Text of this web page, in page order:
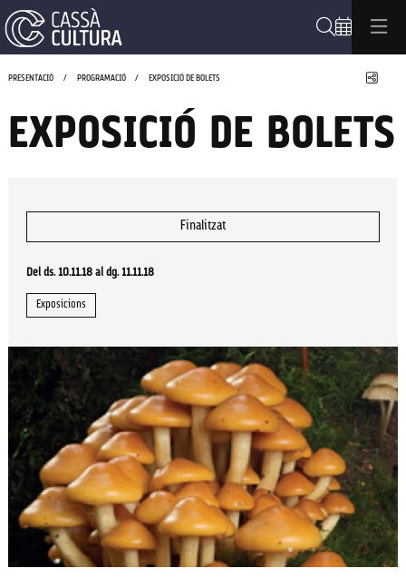
PRESENTACIÓ PROGRAMACIÓ EXPOSICIÓ DE BOLETS
EXPOSICIÓ DE BOLETS
Finalitzat
Del ds. 10.11.18 al dg. 11.11.18
Exposicions